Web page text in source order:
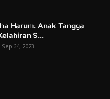
Harum: Anak Tangga
S...
Sep 24, 2023